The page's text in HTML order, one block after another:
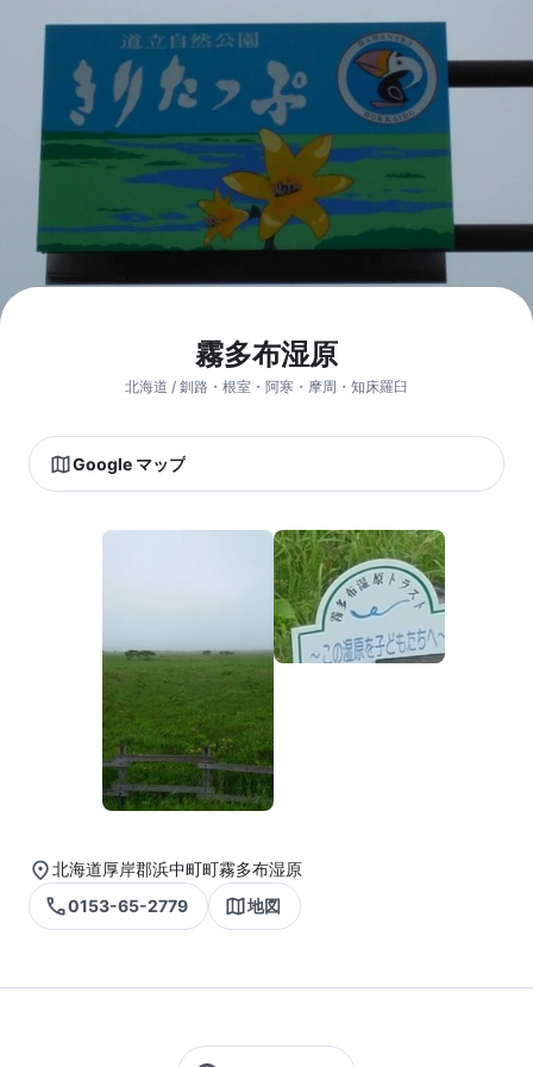
霧多布湿原
北海道 / 釧路・根室・阿寒・摩周・知床羅臼
Google マップ
北海道厚岸郡浜中町町霧多布湿原
0153-65-2779
地図